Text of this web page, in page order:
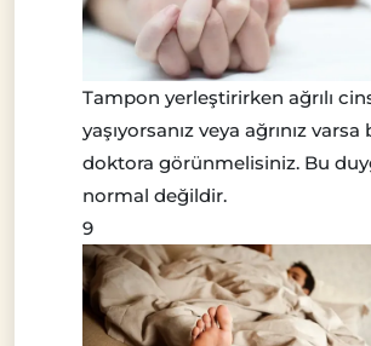
Tampon yerleştirirken ağrılı
yaşıyorsanız veya ağrınız varsa
doktora görünmelisiniz. Bu
normal değildir.
9